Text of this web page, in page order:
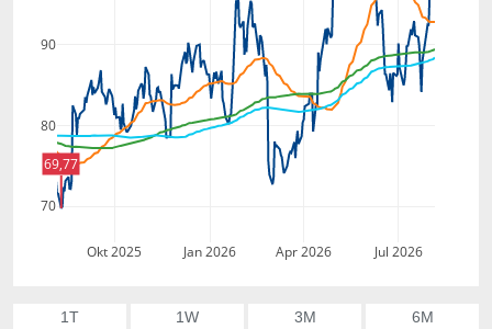
Okt 2025 Jan 2026 Apr 2026 Jul 2026
70
80
90
69,77
1T 1W 3M 6M